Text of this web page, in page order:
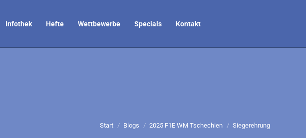
Infothek Hefte Wettbewerbe Specials Kontakt
Sie befinden sich hier:
Start Blogs 2025 F1E WM Tschechien Siegerehrung